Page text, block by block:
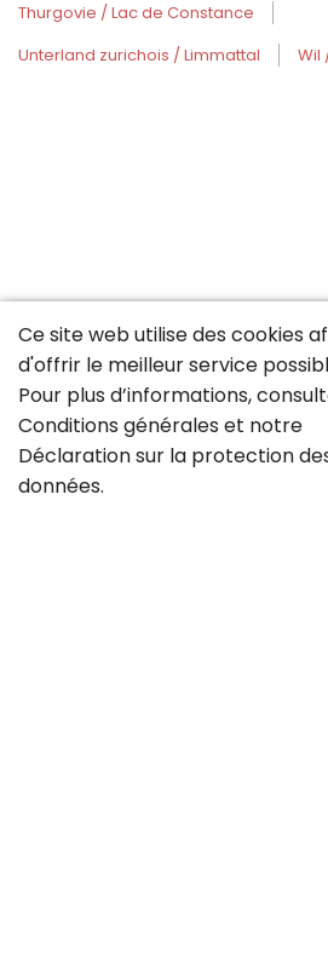
Thurgovie / Lac de Constance
Unterland zurichois / Limmattal
Wil
Ce site web utilise des cookies
d'offrir le meilleur service
Pour plus d’informations,
Conditions générales et notre
Déclaration sur la protection
données.